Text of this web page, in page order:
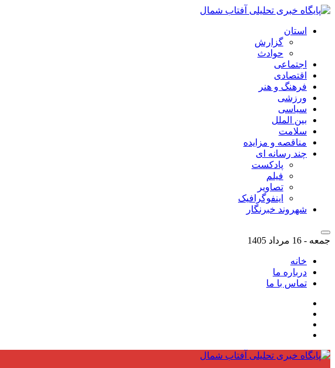
استان
گزارش
حوادث
اجتماعی
اقتصادی
فرهنگ و هنر
ورزشی
سیاسی
بین الملل
سلامت
مناقصه و مزایده
چند رسانه ای
پادکست
فیلم
تصاویر
اینفوگرافیک
شهروند خبرنگار
جمعه - 16 مرداد 1405
خانه
درباره ما
تماس با ما